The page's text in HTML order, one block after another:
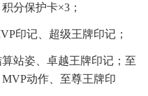
分保护卡×3；
印记、超级王牌印记；
站姿、卓越王牌印记；至
动作、至尊王牌印